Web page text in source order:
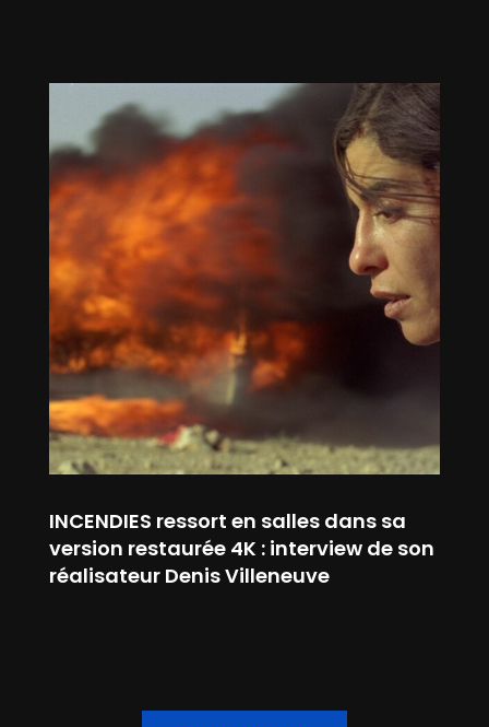
INCENDIES ressort en salles dans sa
version restaurée 4K : interview de son
réalisateur Denis Villeneuve